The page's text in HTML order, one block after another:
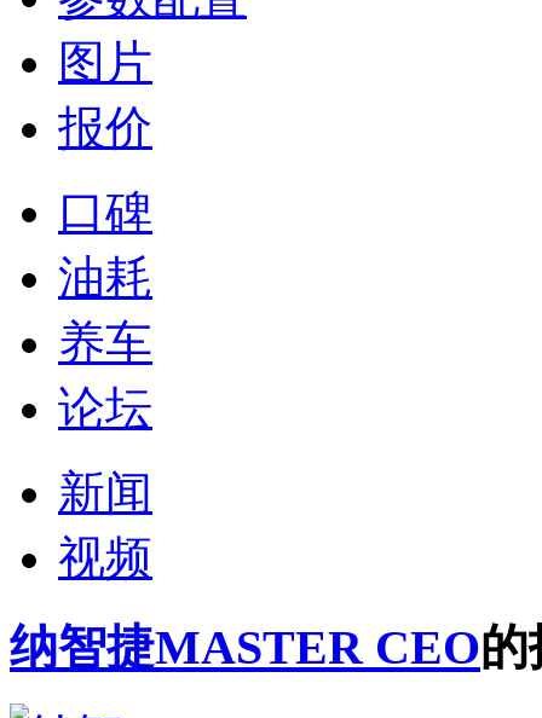
图片
报价
口碑
油耗
养车
论坛
新闻
视频
纳智捷MASTER CEO的